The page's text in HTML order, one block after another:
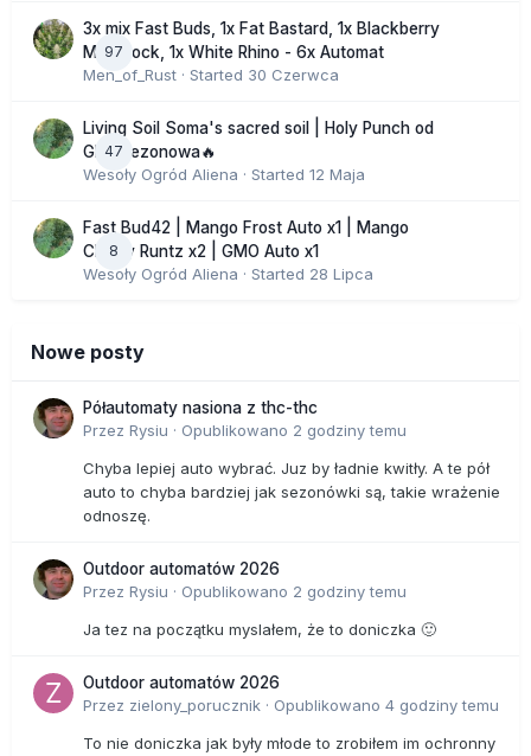
97
3x mix Fast Buds, 1x Fat Bastard, 1x Blackberry
Moonrock, 1x White Rhino - 6x Automat
Men_of_Rust · Started 30 Czerwca
47
Living Soil Soma's sacred soil | Holy Punch od
GHS sezonowa🔥
Wesoły Ogród Aliena · Started 12 Maja
8
Fast Bud42 | Mango Frost Auto x1 | Mango
Cherry Runtz x2 | GMO Auto x1
Wesoły Ogród Aliena · Started 28 Lipca
Nowe posty
Półautomaty nasiona z thc-thc
Przez Rysiu · Opublikowano 2 godziny temu
Chyba lepiej auto wybrać. Juz by ładnie kwitły. A te pół
auto to chyba bardziej jak sezonówki są, takie wrażenie
odnoszę.
Outdoor automatów 2026
Przez Rysiu · Opublikowano 2 godziny temu
Ja tez na początku myslałem, że to doniczka 🙂
Outdoor automatów 2026
Przez zielony_porucznik · Opublikowano 4 godziny temu
To nie doniczka jak były młode to zrobiłem im ochronny